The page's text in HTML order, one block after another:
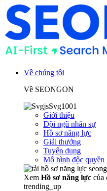
Về chúng tôi
Về SEONGON
Giới thiệu
Đội ngũ nhân sự
Hồ sơ năng lực
Giải thưởng
Tuyển dụng
Mô hình độc quyền
Xem Hồ sơ năng lực của
trending_up